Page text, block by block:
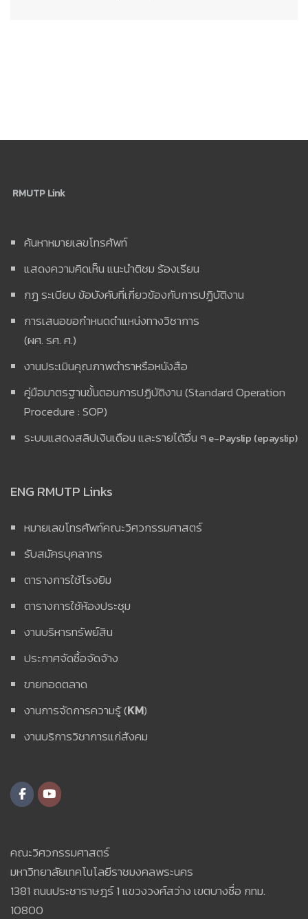
RMUTP Link
ค้นหาหมายเลขโทรศัพท์
แสดงความคิดเห็น แนะนำติชม ร้องเรียน
กฎ ระเบียบ ข้อบังคับที่เกี่ยวข้องกับการปฏิบัติงาน
การเสนอขอกำหนดตำแหน่งทางวิชาการ
(ผศ. รศ. ศ.)
งานประเมินคุณภาพตำราหรือหนังสือ
คู่มือมาตรฐานขั้นตอนการปฏิบัติงาน (Standard Operation
Procedure : SOP)
ระบบแสดงสลิปเงินเดือน และรายได้อื่น ๆ e-Payslip (epayslip)
ENG RMUTP Links
หมายเลขโทรศัพท์คณะวิศวกรรมศาสตร์
รับสมัครบุคลากร
ตารางการใช้โรงยิม
ตารางการใช้ห้องประชุม
งานบริหารทรัพย์สิน
ประกาศจัดซื้อจัดจ้าง
ขายทอดตลาด
งานการจัดการความรู้ (KM)
งานบริการวิชาการแก่สังคม
คณะวิศวกรรมศาสตร์
มหาวิทยาลัยเทคโนโลยีราชมงคลพระนคร
1381 ถนนประชาราษฎร์ 1 แขวงวงศ์สว่าง เขตบางซื่อ กทม.
10800